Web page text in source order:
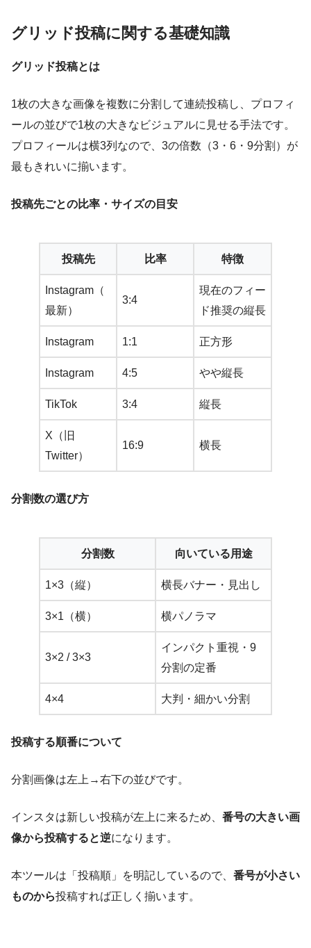
グリッド投稿に関する基礎知識
グリッド投稿とは
1枚の大きな画像を複数に分割して連続投稿し、プロフィ
ールの並びで1枚の大きなビジュアルに見せる手法です。
プロフィールは横3列なので、3の倍数（3・6・9分割）が
最もきれいに揃います。
投稿先ごとの比率・サイズの目安
投稿先 比率 特徴
Instagram（
最新）
3:4
現在のフィー
ド推奨の縦長
Instagram 1:1 正方形
Instagram 4:5 やや縦長
TikTok 3:4 縦長
X（旧
Twitter）
16:9 横長
分割数の選び方
分割数 向いている用途
1×3（縦） 横長バナー・見出し
3×1（横） 横パノラマ
3×2 / 3×3
インパクト重視・9
分割の定番
4×4 大判・細かい分割
投稿する順番について
分割画像は左上→右下の並びです。
インスタは新しい投稿が左上に来るため、 番号の大きい画
像から投稿すると逆になります。
本ツールは「投稿順」を明記しているので、 番号が小さい
ものから投稿すれば正しく揃います。